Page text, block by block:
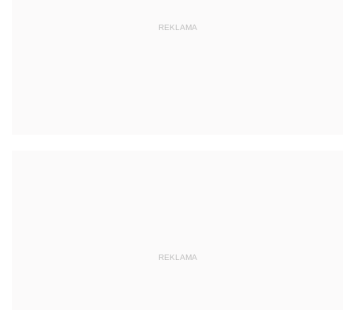
REKLAMA
REKLAMA